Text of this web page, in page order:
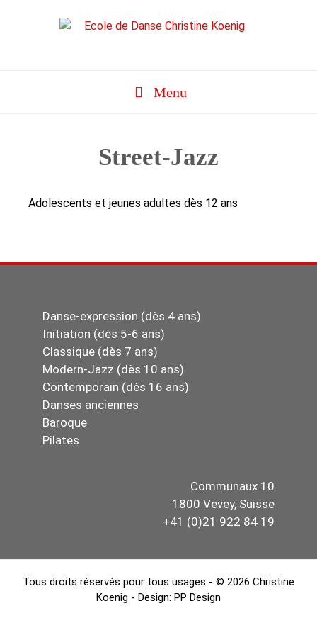
Menu
Street-Jazz
Adolescents et jeunes adultes dès 12 ans
Danse-expression (dès 4 ans)
Initiation (dès 5-6 ans)
Classique (dès 7 ans)
Modern-Jazz (dès 10 ans)
Contemporain (dès 16 ans)
Danses anciennes
Baroque
Pilates
Communaux 10
1800 Vevey, Suisse
+41 (0)21 922 84 19
Tous droits réservés pour tous usages - © 2026 Christine
Koenig - Design: PP Design